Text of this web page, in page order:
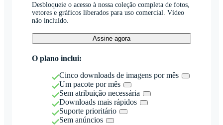
Desbloqueie o acesso à nossa coleção completa de fotos,
vetores e gráficos liberados para uso comercial. Vídeo
não incluído.
Assine agora
O plano inclui:
Cinco downloads de imagens por mês
Um pacote por mês
Sem atribuição necessária
Downloads mais rápidos
Suporte prioritário
Sem anúncios